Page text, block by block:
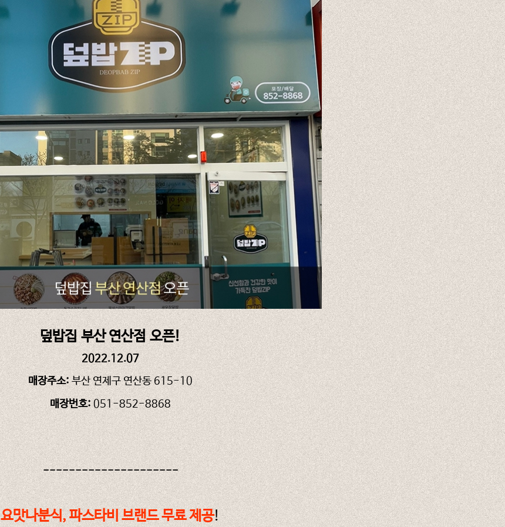
덮밥집부산 연산점오픈!
2022.12.07
매장주소:부산 연제구 연산동 615-10
매장번호: 051-852-8868
---------------------
요맛나분식, 파스타비 브랜드 무료 제공!